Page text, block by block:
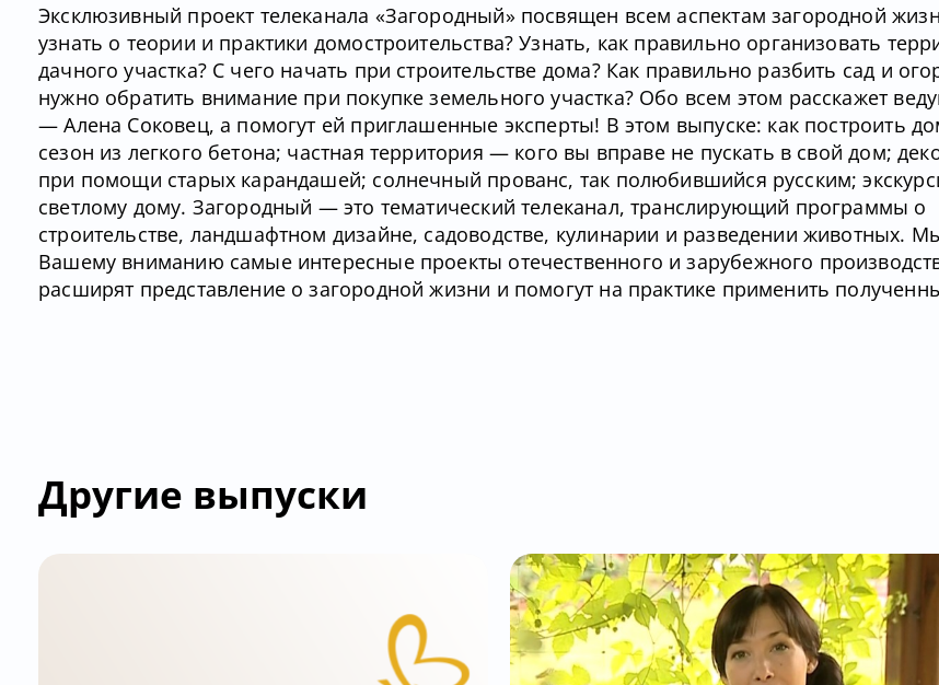
Эксклюзивный проект телеканала «Загородный» посвящен всем аспектам загородной
узнать о теории и практики домостроительства? Узнать, как правильно организовать
дачного участка? С чего начать при строительстве дома? Как правильно разбить сад и
нужно обратить внимание при покупке земельного участка? Обо всем этом расскажет
— Алена Соковец, а помогут ей приглашенные эксперты! В этом выпуске: как построить
сезон из легкого бетона; частная территория — кого вы вправе не пускать в свой дом;
при помощи старых карандашей; солнечный прованс, так полюбившийся русским;
светлому дому. Загородный — это тематический телеканал, транслирующий программы о
строительстве, ландшафтном дизайне, садоводстве, кулинарии и разведении животных.
Вашему вниманию самые интересные проекты отечественного и зарубежного
расширят представление о загородной жизни и помогут на практике применить
Другие выпуски